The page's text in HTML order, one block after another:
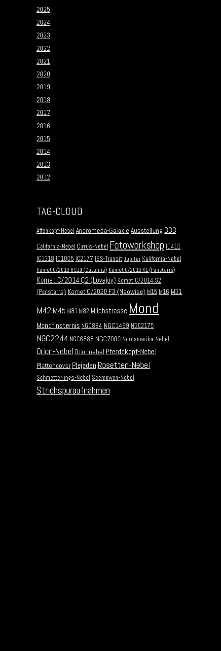
2025
2024
2023
2022
2021
2020
2019
2018
2017
2016
2015
2014
2013
2012
TAG-CLOUD
Affenkopf-Nebel Andromeda-Galaxie Ausstellung B33
California-Nebel Cirrus-Nebel Fotoworkshop IC410
IC1318 IC1805 IC2177 ISS-Transit Jupiter Kalifornia-Nebel
Komet C/2013 US10 (Catalina) Komet C/2013 X1 (Panstarrs)
Komet C/2014 Q2 (Lovejoy) Komet C/2014 S2
(Panstarrs) Komet C/2020 F3 (Neowise) M15 M16 M31
M42 M45 M81 M82 Milchstrasse Mond
Mondfinsternis NGC884 NGC1499 NGC2175
NGC2244 NGC6888 NGC7000 Nordamerika-Nebel
Orion-Nebel Orionnebel Pferdekopf-Nebel
Plattencover Plejaden Rosetten-Nebel
Schmetterlings-Nebel Seemöwen-Nebel
Strichspuraufnahmen